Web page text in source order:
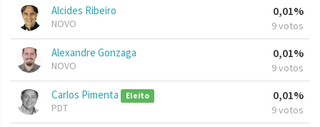
Alcides Ribeiro
NOVO
0,01%
9 votos
Alexandre Gonzaga
NOVO
0,01%
9 votos
Carlos Pimenta Eleito
PDT
0,01%
9 votos